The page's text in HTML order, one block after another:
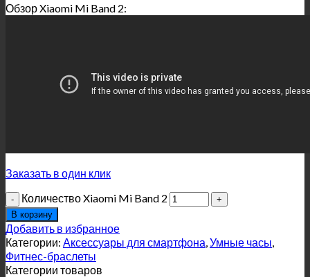
Обзор Xiaomi Mi Band 2:
Заказать в один клик
Количество Xiaomi Mi Band 2
В корзину
Добавить в избранное
Категории: Аксессуары для смартфона,Умные часы,
Фитнес-браслеты
Категории товаров